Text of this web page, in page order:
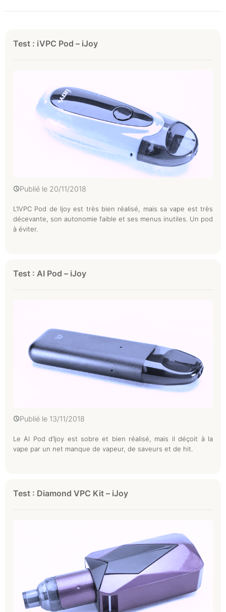
Test : iVPC Pod – iJoy
Publié le 20/11/2018
L’IVPC Pod de Ijoy est très bien réalisé, mais sa vape est très
décevante, son autonomie faible et ses menus inutiles. Un pod
à éviter.
Test : AI Pod – iJoy
Publié le 13/11/2018
Le AI Pod d’Ijoy est sobre et bien réalisé, mais il déçoit à la
vape par un net manque de vapeur, de saveurs et de hit.
Test : Diamond VPC Kit – iJoy